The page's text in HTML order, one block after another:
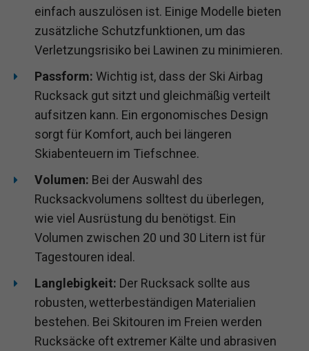
einfach auszulösen ist. Einige Modelle bieten
zusätzliche Schutzfunktionen, um das
Verletzungsrisiko bei Lawinen zu minimieren.
Passform: Wichtig ist, dass der Ski Airbag
Rucksack gut sitzt und gleichmäßig verteilt
aufsitzen kann. Ein ergonomisches Design
sorgt für Komfort, auch bei längeren
Skiabenteuern im Tiefschnee.
Volumen: Bei der Auswahl des
Rucksackvolumens solltest du überlegen,
wie viel Ausrüstung du benötigst. Ein
Volumen zwischen 20 und 30 Litern ist für
Tagestouren ideal.
Langlebigkeit: Der Rucksack sollte aus
robusten, wetterbeständigen Materialien
bestehen. Bei Skitouren im Freien werden
Rucksäcke oft extremer Kälte und abrasiven